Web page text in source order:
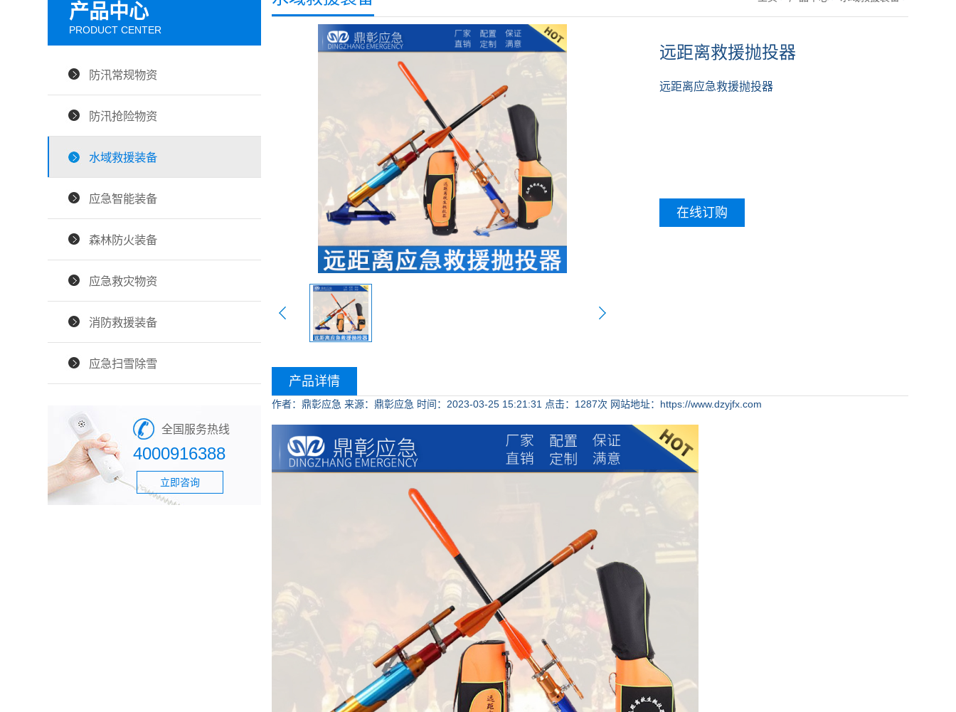
产品中心
PRODUCT CENTER
防汛常规物资
防汛抢险物资
水域救援装备
应急智能装备
森林防火装备
应急救灾物资
消防救援装备
应急扫雪除雪
全国服务热线
4000916388
立即咨询
远距离救援抛投器
远距离应急救援抛投器
在线订购
产品详情
作者：鼎彰应急 来源：鼎彰应急 时间：2023-03-25 15:21:31 点击： 1287次 网站地址：https://www.dzyjfx.com